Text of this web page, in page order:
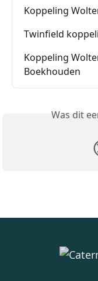
Koppeling
Twinfield
Koppeling
Boekhouden
Was dit